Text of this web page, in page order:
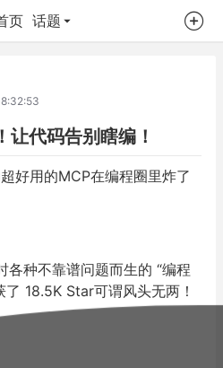
页 话题
代码告别瞎编！
好用的MCP在编程圈里炸了
各种不靠谱问题而生的 “编程
18.5K Star可谓风头无两！